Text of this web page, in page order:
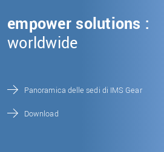
empower solutions :
worldwide
Panoramica delle sedi di IMS Gear
Download